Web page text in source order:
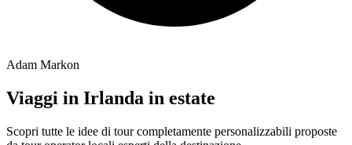
Adam Markon
Viaggi in Irlanda in estate
Scopri tutte le idee di tour completamente personalizzabili proposte